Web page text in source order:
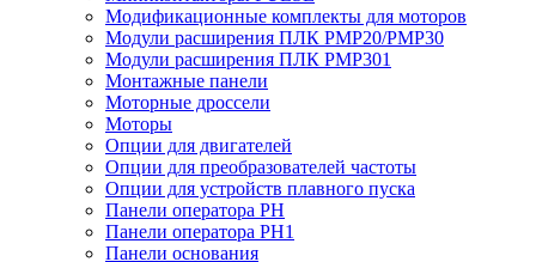
Модификационные комплекты для моторов
Модули расширения ПЛК PMP20/PMP30
Модули расширения ПЛК PMP301
Монтажные панели
Моторные дроссели
Моторы
Опции для двигателей
Опции для преобразователей частоты
Опции для устройств плавного пуска
Панели оператора PH
Панели оператора PH1
Панели основания